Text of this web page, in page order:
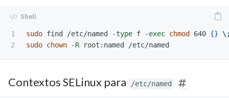
1
sudo find /etc/named -type f -exec chmod 640 {}
sudo chown
-R
Contextos SELinux para /etc/named